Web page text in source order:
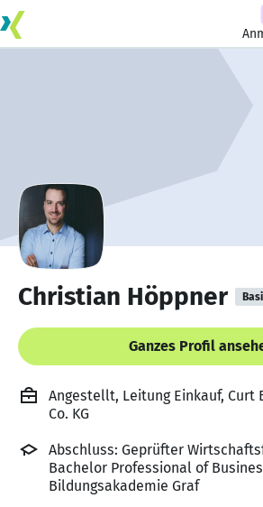
Christian Höppner
Ganzes Profil
Angestellt, Leitung Einkauf, Curt
Co. KG
Abschluss: Geprüfter
Bachelor Professional of
Bildungsakademie Graf